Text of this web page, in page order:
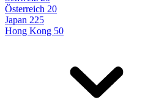
Österreich 20
Japan 225
Hong Kong 50